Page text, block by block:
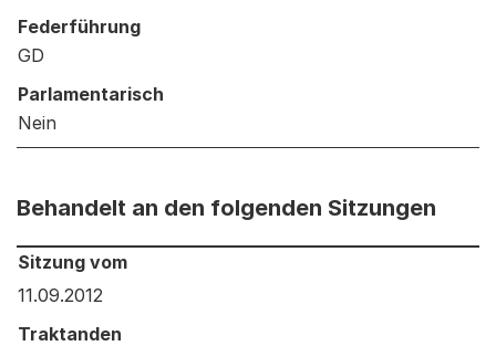
Federführung
GD
Parlamentarisch
Nein
Behandelt an den folgenden Sitzungen
Behandelt an den folgenden Sitzungen: Informationen
Sitzung vom
11.09.2012
Traktanden